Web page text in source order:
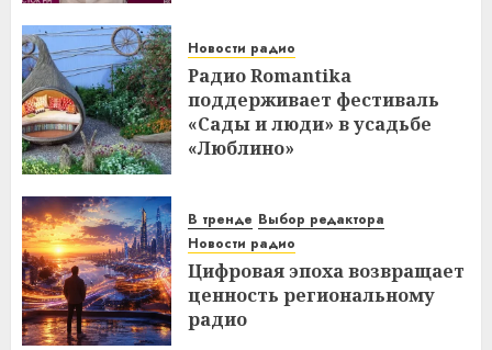
Новости радио
Радио Romantika
поддерживает фестиваль
«Сады и люди» в усадьбе
«Люблино»
В тренде Выбор редактора
Новости радио
Цифровая эпоха возвращает
ценность региональному
радио